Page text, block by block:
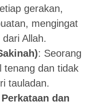
gerakan,
mengingat
Allah.
: Seorang
tenang dan tidak
tauladan.
dan